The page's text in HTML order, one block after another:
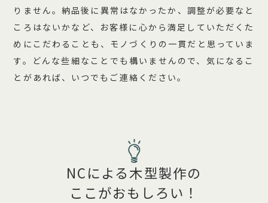
りません。納品後に異常はなかったか、調整が必要なと
ころはないかなど、お客様に心から満足していただくた
めにこだわることも、モノづくりの一貫だと思っていま
す。どんな些細なことでも構いませんので、気になるこ
とがあれば、いつでもご連絡ください。
NCによる木型製作の
ここがおもしろい！